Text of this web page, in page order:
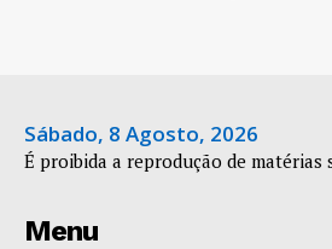
Sábado, 8 Agosto, 2026
É proibida a reprodução de matérias
Menu